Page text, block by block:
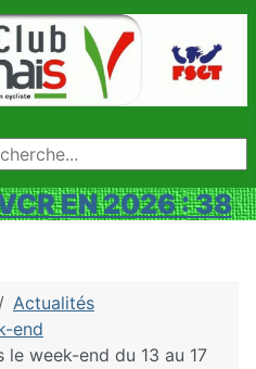
EN 2026 : 38
Actualités
end
le week-end du 13 au 17